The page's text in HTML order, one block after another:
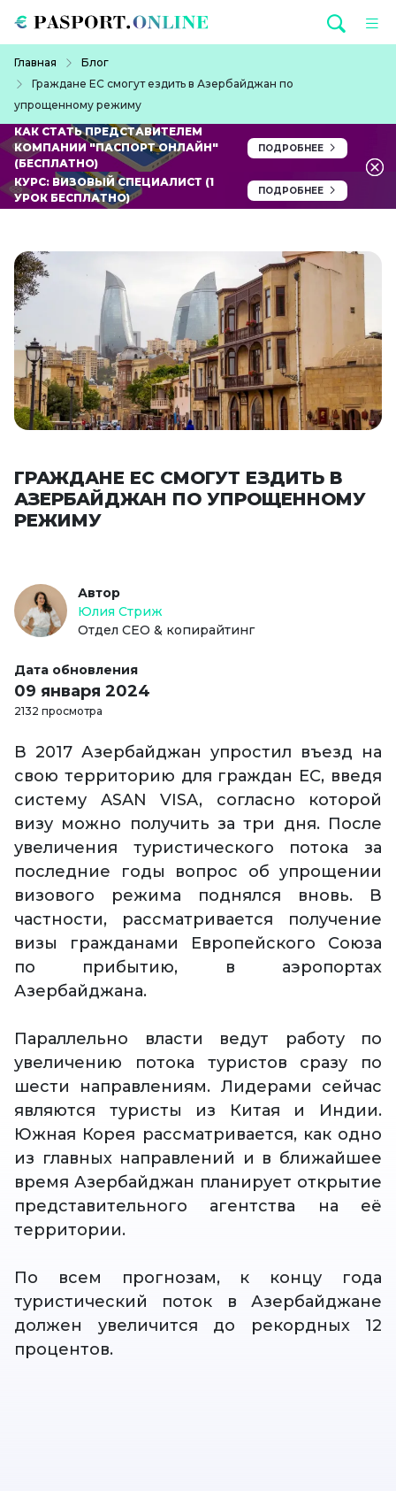
Главная
Блог
Граждане ЕС смогут ездить в Азербайджан по
упрощенному режиму
КАК СТАТЬ ПРЕДСТАВИТЕЛЕМ
КОМПАНИИ "ПАСПОРТ ОНЛАЙН"
(БЕСПЛАТНО)
ПОДРОБНЕЕ
КУРС: ВИЗОВЫЙ СПЕЦИАЛИСТ (1
УРОК БЕСПЛАТНО)
ПОДРОБНЕЕ
ГРАЖДАНЕ ЕС СМОГУТ ЕЗДИТЬ В
АЗЕРБАЙДЖАН ПО УПРОЩЕННОМУ
РЕЖИМУ
Автор
Юлия Стриж
Отдел СЕО & копирайтинг
Дата обновления
09 января 2024
2132 просмотра
В 2017 Азербайджан упростил въезд на
свою территорию для граждан ЕС, введя
систему ASAN VISA, согласно которой
визу можно получить за три дня. После
увеличения туристического потока за
последние годы вопрос об упрощении
визового режима поднялся вновь. В
частности, рассматривается получение
визы гражданами Европейского Союза
по прибытию, в аэропортах
Азербайджана.
Параллельно власти ведут работу по
увеличению потока туристов сразу по
шести направлениям. Лидерами сейчас
являются туристы из Китая и Индии.
Южная Корея рассматривается, как одно
из главных направлений и в ближайшее
время Азербайджан планирует открытие
представительного агентства на её
территории.
По всем прогнозам, к концу года
туристический поток в Азербайджане
должен увеличится до рекордных 12
процентов.